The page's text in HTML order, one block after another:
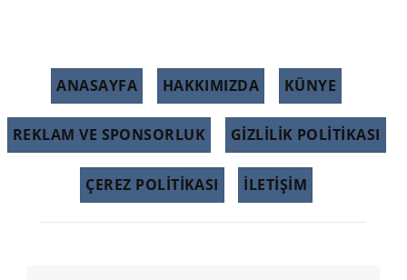
ANASAYFA HAKKIMIZDA KÜNYE
REKLAM VE SPONSORLUK GIZLILIK POLITIKASI
ÇEREZ POLITIKASI İLETİŞİM